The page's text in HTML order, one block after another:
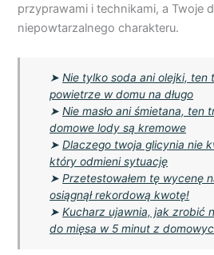
przyprawami i technikami, a Twoje
niepowtarzalnego charakteru.
➤Nie tylko soda ani olejki, ten
powietrze w domu na długo
➤Nie masło ani śmietana, ten
domowe lody są kremowe
➤Dlaczego twoja glicynia nie
który odmieni sytuację
➤Przetestowałem tę wycenę
osiągnął rekordową kwotę!
➤Kucharz ujawnia, jak zrobić
do mięsa w 5 minut z